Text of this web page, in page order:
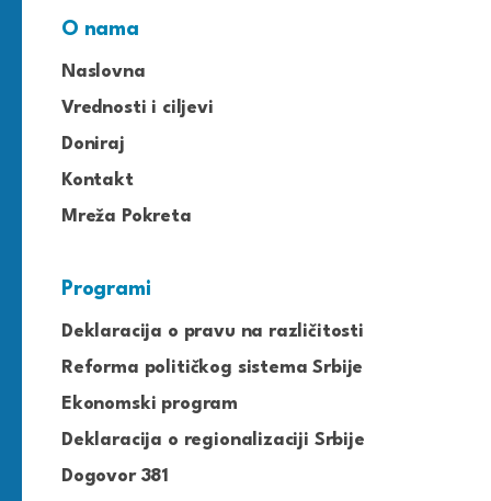
O nama
Naslovna
Vrednosti i ciljevi
Doniraj
Kontakt
Mreža Pokreta
Programi
Deklaracija o pravu na različitosti
Reforma političkog sistema Srbije
Ekonomski program
Deklaracija o regionalizaciji Srbije
Dogovor 381